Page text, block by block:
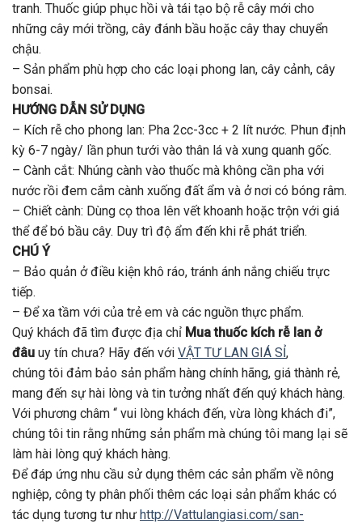
tranh. Thuốc giúp phục hồi và tái tạo bộ rễ cây mới cho
những cây mới trồng, cây đánh bầu hoặc cây thay chuyển
chậu.
– Sản phẩm phù hợp cho các loại phong lan, cây cảnh, cây
bonsai.
HƯỚNG DẪN SỬ DỤNG
– Kích rễ cho phong lan: Pha 2cc-3cc + 2 lít nước. Phun định
kỳ 6-7 ngày/ lần phun tưới vào thân lá và xung quanh gốc.
– Cành cắt: Nhúng cành vào thuốc mà không cần pha với
nước rồi đem cắm cành xuống đất ẩm và ở nơi có bóng râm.
– Chiết cành: Dùng cọ thoa lên vết khoanh hoặc trộn với giá
thể để bó bầu cây. Duy trì độ ẩm đến khi rễ phát triển.
CHÚ Ý
– Bảo quản ở điều kiện khô ráo, tránh ánh nắng chiếu trực
tiếp.
– Để xa tầm với của trẻ em và các nguồn thực phẩm.
Quý khách đã tìm được địa chỉ Mua thuốc kích rễ lan ở
đâu uy tín chưa? Hãy đến với VẬT TƯ LAN GIÁ SỈ,
chúng tôi đảm bảo sản phẩm hàng chính hãng, giá thành rẻ,
mang đến sự hài lòng và tin tưởng nhất đến quý khách hàng.
Với phương châm “ vui lòng khách đến, vừa lòng khách đi”,
chúng tôi tin rằng những sản phẩm mà chúng tôi mang lại sẽ
làm hài lòng quý khách hàng.
Để đáp ứng nhu cầu sử dụng thêm các sản phẩm về nông
nghiệp, công ty phân phối thêm các loại sản phẩm khác có
tác dụng tương tư như http://Vattulangiasi.com/san-